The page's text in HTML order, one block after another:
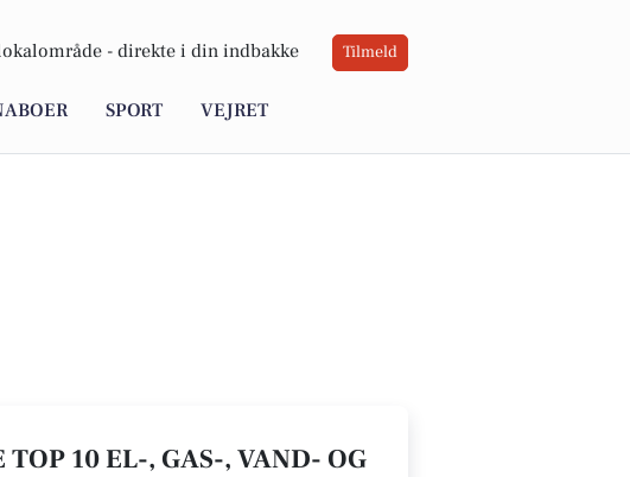
- direkte i din indbakke Tilmeld
SPORT VEJRET
TOP 10 EL-, GAS-, VAND- OG